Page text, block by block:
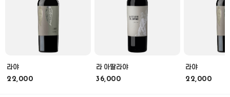
라야
22,000
라 아딸라야
36,000
라야
22,000